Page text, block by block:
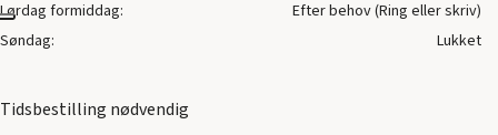
Lørdag formiddag:
Efter behov (Ring eller skriv)
Søndag:
Lukket
Tidsbestilling nødvendig